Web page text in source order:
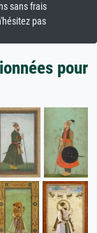
sans frais
pas
pour